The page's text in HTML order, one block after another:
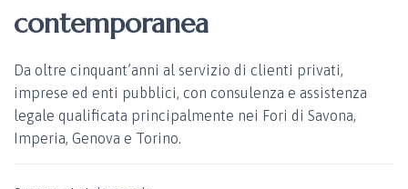
contemporanea
Da oltre cinquant’anni al servizio di clienti privati,
imprese ed enti pubblici, con consulenza e assistenza
legale qualificata principalmente nei Fori di Savona,
Imperia, Genova e Torino.